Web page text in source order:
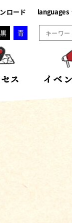
ロード languages
黒 青
ス イベ